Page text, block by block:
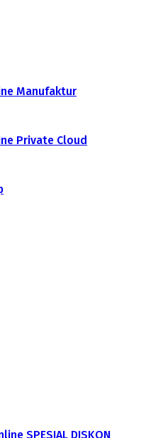
Manufaktur
Private Cloud
SPESIAL DISKON